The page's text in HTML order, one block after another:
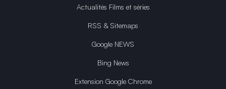
Actualités Films et séries
RSS & Sitemaps
Google NEWS
Bing News
Extension Google Chrome